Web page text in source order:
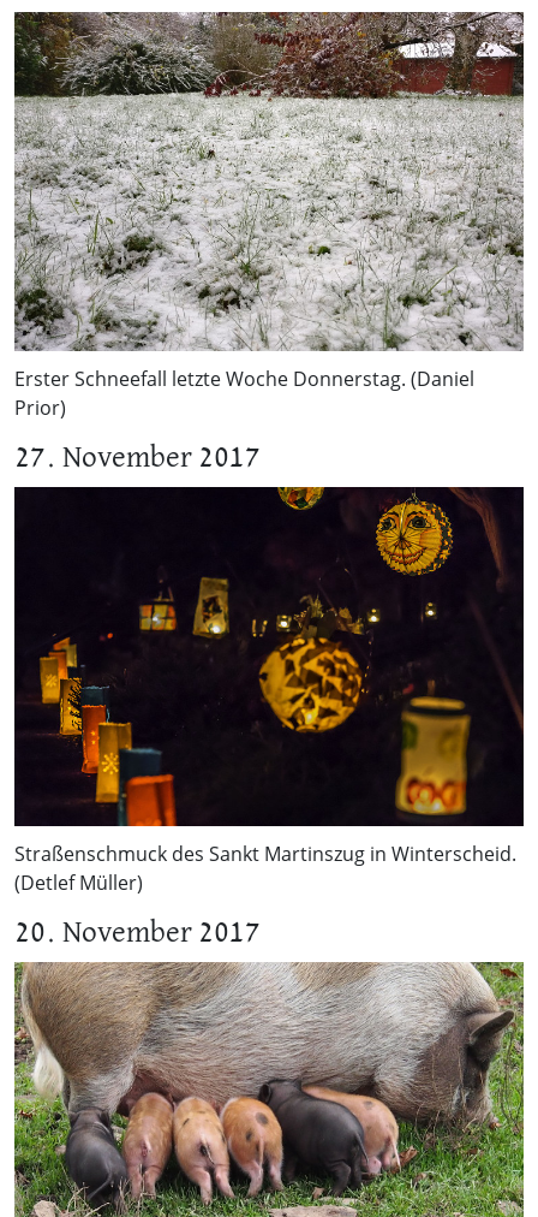
Erster Schneefall letzte Woche Donnerstag. (Daniel
Prior)
27. November 2017
Straßenschmuck des Sankt Martinszug in Winterscheid.
(Detlef Müller)
20. November 2017